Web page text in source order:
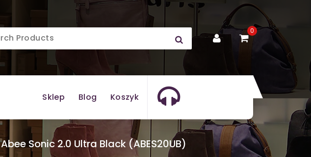
0
Sklep Blog Koszyk
Abee Sonic 2.0 Ultra Black (ABES20UB)